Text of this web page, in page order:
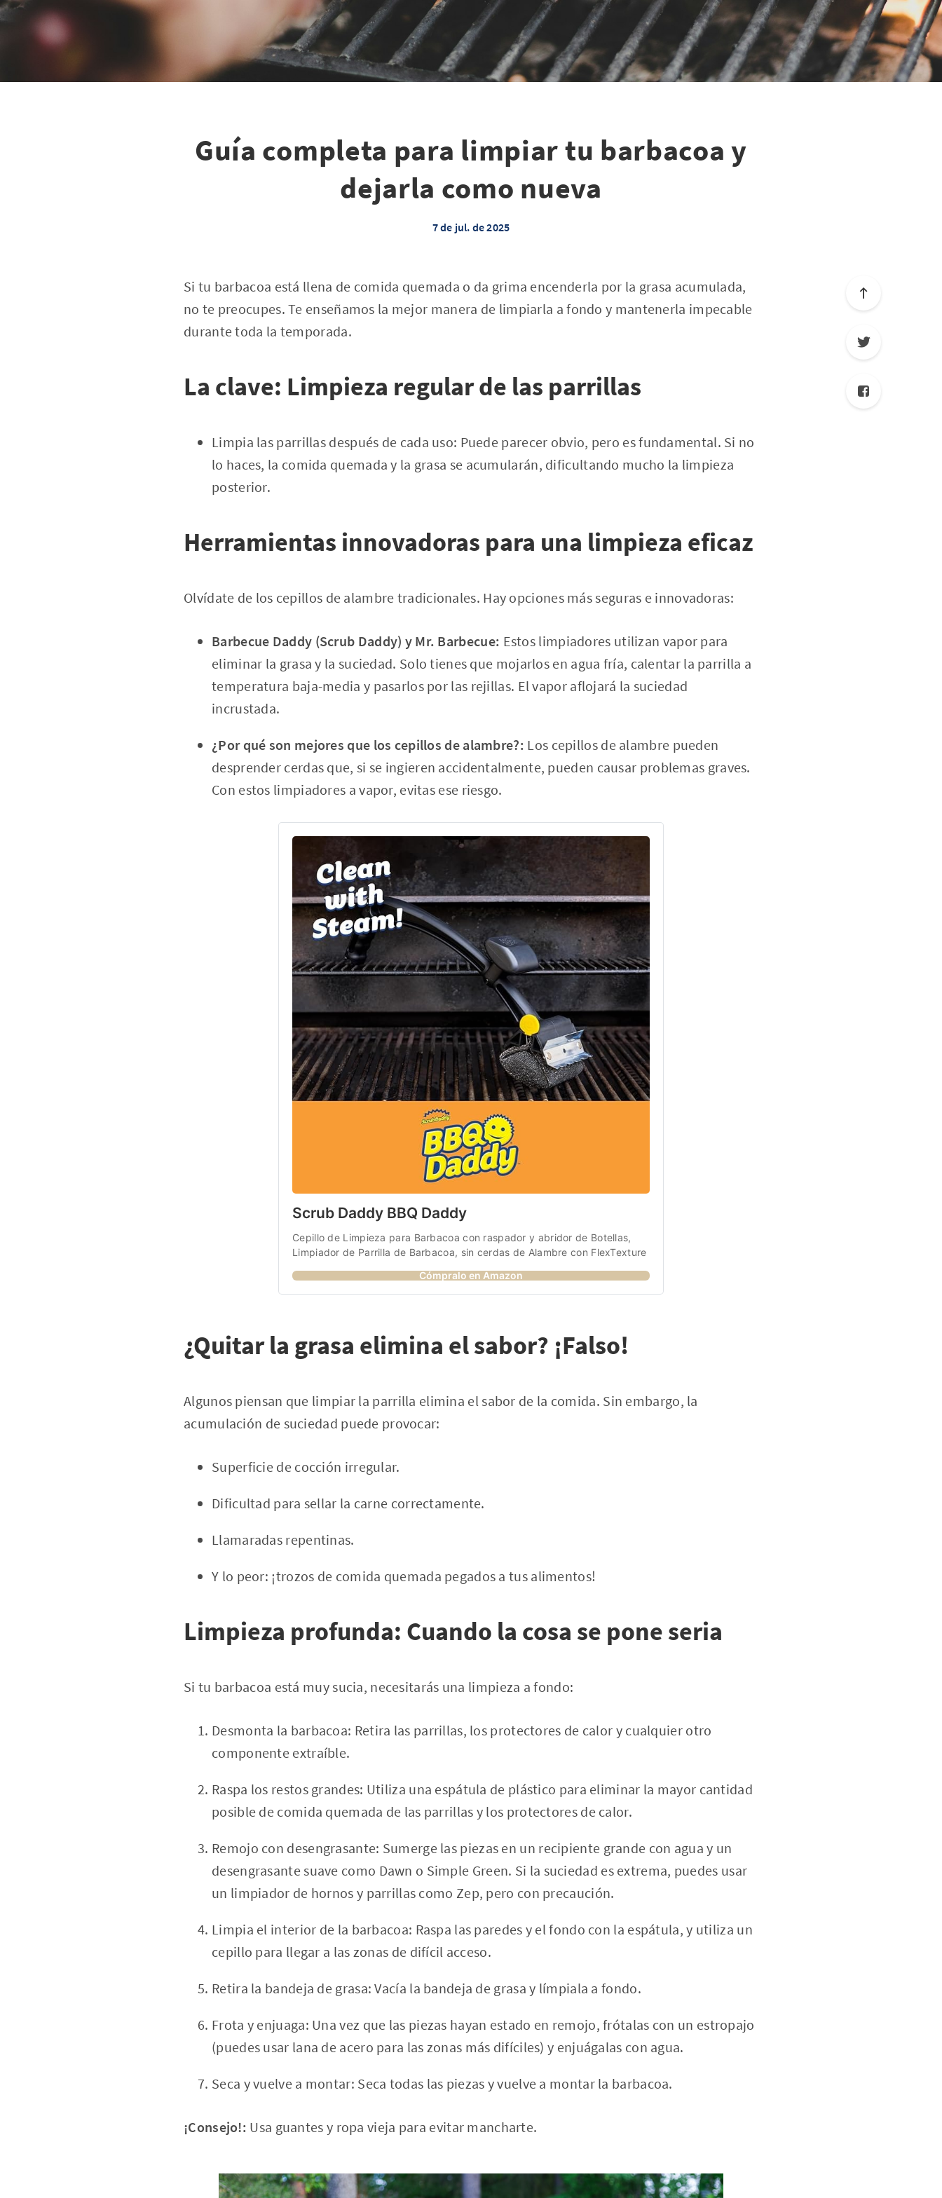
Guía completa para limpiar tu barbacoa y
dejarla como nueva
7 de jul. de 2025
Si tu barbacoa está llena de comida quemada o da grima encenderla por la grasa acumulada,
no te preocupes. Te enseñamos la mejor manera de limpiarla a fondo y mantenerla impecable
durante toda la temporada.
La clave: Limpieza regular de las parrillas
Limpia las parrillas después de cada uso: Puede parecer obvio, pero es fundamental. Si no
lo haces, la comida quemada y la grasa se acumularán, dificultando mucho la limpieza
posterior.
Herramientas innovadoras para una limpieza eficaz
Olvídate de los cepillos de alambre tradicionales. Hay opciones más seguras e innovadoras:
Barbecue Daddy (Scrub Daddy) y Mr. Barbecue: Estos limpiadores utilizan vapor para
eliminar la grasa y la suciedad. Solo tienes que mojarlos en agua fría, calentar la parrilla a
temperatura baja-media y pasarlos por las rejillas. El vapor aflojará la suciedad
incrustada.
¿Por qué son mejores que los cepillos de alambre?: Los cepillos de alambre pueden
desprender cerdas que, si se ingieren accidentalmente, pueden causar problemas graves.
Con estos limpiadores a vapor, evitas ese riesgo.
Scrub Daddy BBQ Daddy
Cepillo de Limpieza para Barbacoa con raspador y abridor de Botellas,
Limpiador de Parrilla de Barbacoa, sin cerdas de Alambre con FlexTexture
Cómpralo en Amazon
¿Quitar la grasa elimina el sabor? ¡Falso!
Algunos piensan que limpiar la parrilla elimina el sabor de la comida. Sin embargo, la
acumulación de suciedad puede provocar:
Superficie de cocción irregular.
Dificultad para sellar la carne correctamente.
Llamaradas repentinas.
Y lo peor: ¡trozos de comida quemada pegados a tus alimentos!
Limpieza profunda: Cuando la cosa se pone seria
Si tu barbacoa está muy sucia, necesitarás una limpieza a fondo:
Desmonta la barbacoa: Retira las parrillas, los protectores de calor y cualquier otro
componente extraíble.
Raspa los restos grandes: Utiliza una espátula de plástico para eliminar la mayor cantidad
posible de comida quemada de las parrillas y los protectores de calor.
Remojo con desengrasante: Sumerge las piezas en un recipiente grande con agua y un
desengrasante suave como Dawn o Simple Green. Si la suciedad es extrema, puedes usar
un limpiador de hornos y parrillas como Zep, pero con precaución.
Limpia el interior de la barbacoa: Raspa las paredes y el fondo con la espátula, y utiliza un
cepillo para llegar a las zonas de difícil acceso.
Retira la bandeja de grasa: Vacía la bandeja de grasa y límpiala a fondo.
Frota y enjuaga: Una vez que las piezas hayan estado en remojo, frótalas con un estropajo
(puedes usar lana de acero para las zonas más difíciles) y enjuágalas con agua.
Seca y vuelve a montar: Seca todas las piezas y vuelve a montar la barbacoa.
¡Consejo!: Usa guantes y ropa vieja para evitar mancharte.